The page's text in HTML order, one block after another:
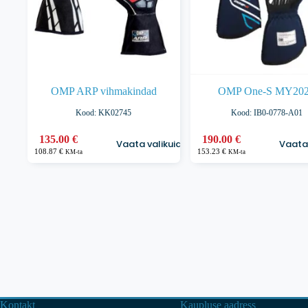
OMP ARP vihmakindad
Kood: KK02745
135.00€
108.87€ KM-ta
Vaata valikuid
Sellel
tootel
OMP One-S
Kood: IB0-0778-A01
190.00€
153.23€ KM-ta
Sellel
tootel
Kontakt Kaupluse aadress